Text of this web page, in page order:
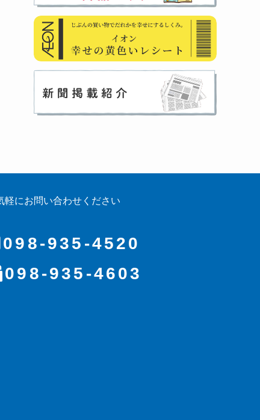
軽にお問い合わせください
098-935-4520
098-935-4603